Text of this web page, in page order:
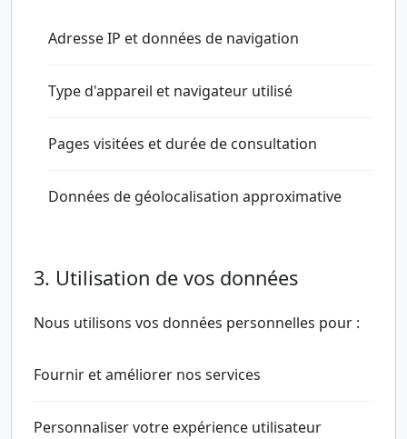
Adresse IP et données de navigation
Type d'appareil et navigateur utilisé
Pages visitées et durée de consultation
Données de géolocalisation approximative
3. Utilisation de vos données
Nous utilisons vos données personnelles pour :
Fournir et améliorer nos services
Personnaliser votre expérience utilisateur